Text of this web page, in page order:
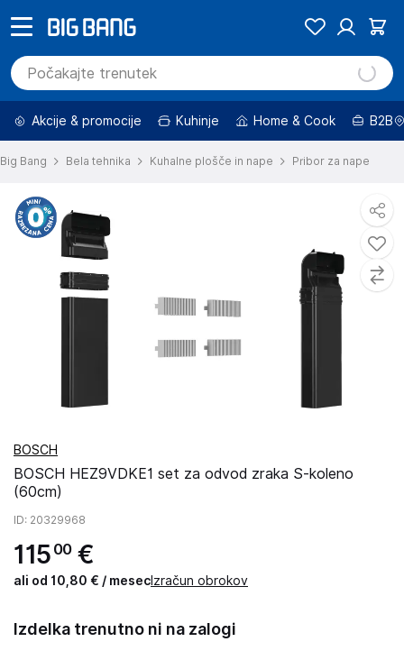
Akcije & promocije Kuhinje Home & Cook B2B
Big Bang Bela tehnika Kuhalne plošče in nape Pribor za nape
BOSCH
BOSCH HEZ9VDKE1 set za odvod zraka S-koleno
(60cm)
ID: 20329968
115 00 €
ali od 10,80 € / mesec Izračun obrokov
Izdelka trenutno ni na zalogi